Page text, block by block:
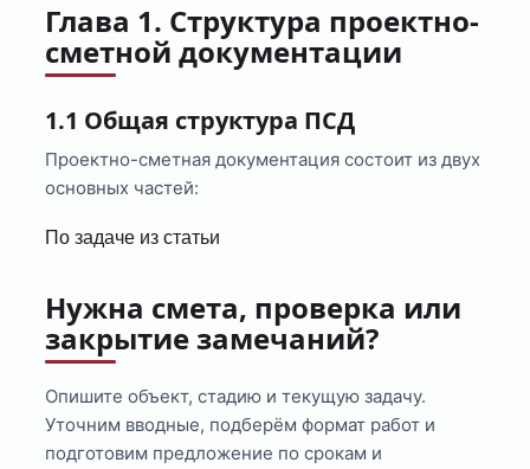
Глава 1. Структура проектно-
сметной документации
1.1 Общая структура ПСД
Проектно-сметная документация состоит из двух
основных частей:
По задаче из статьи
Нужна смета, проверка или
закрытие замечаний?
Опишите объект, стадию и текущую задачу.
Уточним вводные, подберём формат работ и
подготовим предложение по срокам и